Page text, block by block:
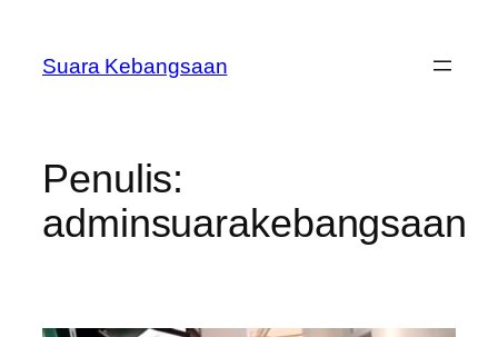
konten
Suara Kebangsaan
Penulis:
adminsuarakebangsaan